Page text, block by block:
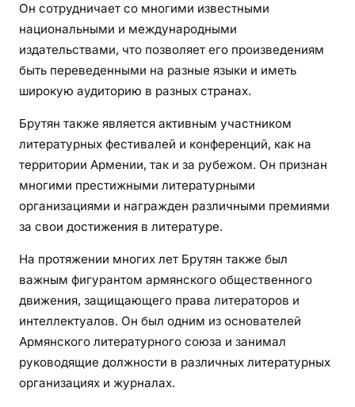
Он сотрудничает со многими известными
национальными и международными
издательствами, что позволяет его произведениям
быть переведенными на разные языки и иметь
широкую аудиторию в разных странах.
Брутян также является активным участником
литературных фестивалей и конференций, как на
территории Армении, так и за рубежом. Он признан
многими престижными литературными
организациями и награжден различными премиями
за свои достижения в литературе.
На протяжении многих лет Брутян также был
важным фигурантом армянского общественного
движения, защищающего права литераторов и
интеллектуалов. Он был одним из основателей
Армянского литературного союза и занимал
руководящие должности в различных литературных
организациях и журналах.